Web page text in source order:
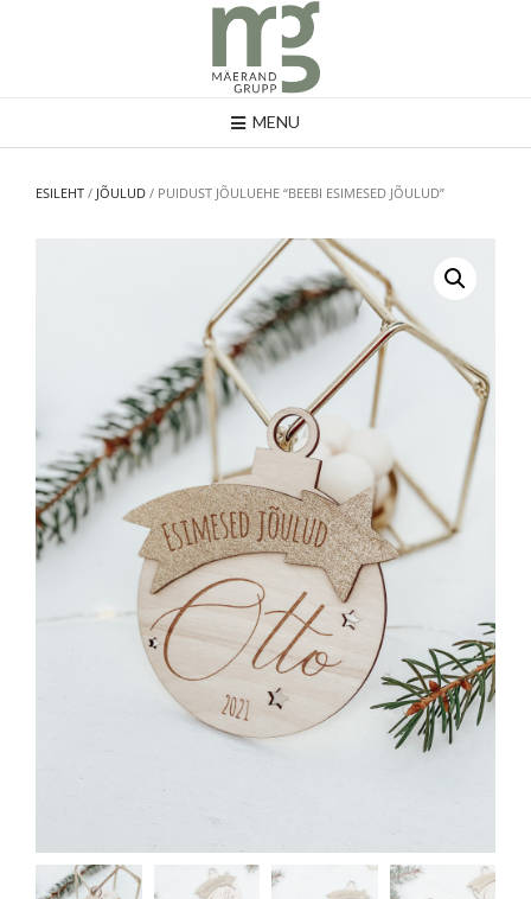
MENU
ESILEHT / JÕULUD / PUIDUST JÕULUEHE “BEEBI ESIMESED JÕULUD”